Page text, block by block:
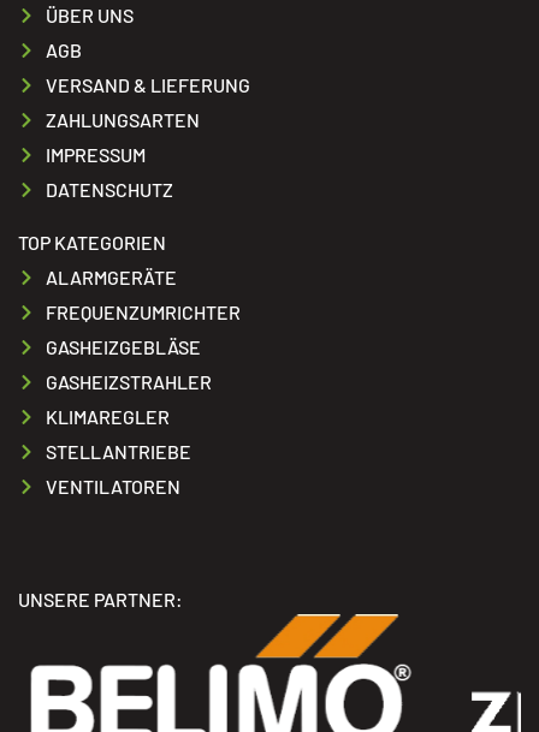
ÜBER UNS
AGB
VERSAND & LIEFERUNG
ZAHLUNGSARTEN
IMPRESSUM
DATENSCHUTZ
TOP KATEGORIEN
ALARMGERÄTE
FREQUENZUMRICHTER
GASHEIZGEBLÄSE
GASHEIZSTRAHLER
KLIMAREGLER
STELLANTRIEBE
VENTILATOREN
UNSERE PARTNER: